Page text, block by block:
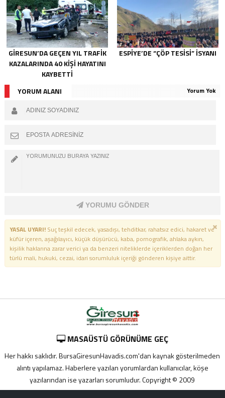
GIRESUN’DA GEÇEN YIL TRAFIK
KAZALARINDA 40 KIŞI HAYATINI
KAYBETTI
ESPIYE’DE “ÇÖP TESISI” İSYANI
YORUM ALANI Yorum Yok
YORUMU GÖNDER
YASAL UYARI!Suç teşkil edecek, yasadışı, tehditkar, rahatsız edici, hakaret ve
küfür içeren, aşağılayıcı, küçük düşürücü, kaba, pornografik, ahlaka aykırı,
kişilik haklarına zarar verici ya da benzeri niteliklerde içeriklerden doğan her
türlü mali, hukuki, cezai, idari sorumluluk içeriği gönderen kişiye aittir.
MASAÜSTÜ GÖRÜNÜME GEÇ
Her hakkı saklıdır. BursaGiresunHavadis.com'dan kaynak gösterilmeden
alıntı yapılamaz. Haberlere yazılan yorumlardan kullanıcılar, köşe
yazılarından ise yazarları sorumludur. Copyright © 2009